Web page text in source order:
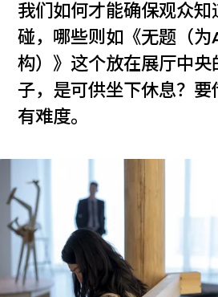
我们如何才能确保观众
碰，哪些则如《无题（为
构）》这个放在展厅中央
子，是可供坐下休息？
有难度。